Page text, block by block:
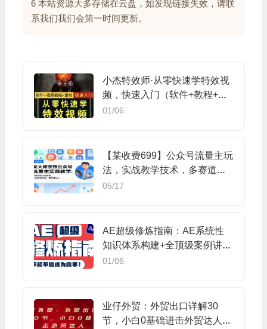
6 本站资源大多存储在云盘，如发现链接失效，请联
系我们我们会第一时间更新。
小杰特效师·从零快速学特效视
频，快速入门（软件+教程+素
材打包）
01/06
【某收费699】公众号流量主玩
法，实战教学技术，多赛道玩
法全覆盖
05/17
AE超级修炼指南：AE系统性
知识体系构建+全顶级案例讲
解，不知不觉成为高手
01/06
业仔外贸：外贸出口详解30
节，小白0基础进击外贸达人